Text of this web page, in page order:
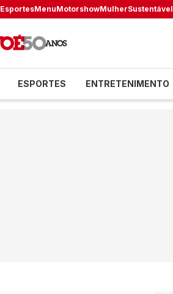
EsportesMenuMotorshowMulherSustentável
ESPORTES ENTRETENIMENTO